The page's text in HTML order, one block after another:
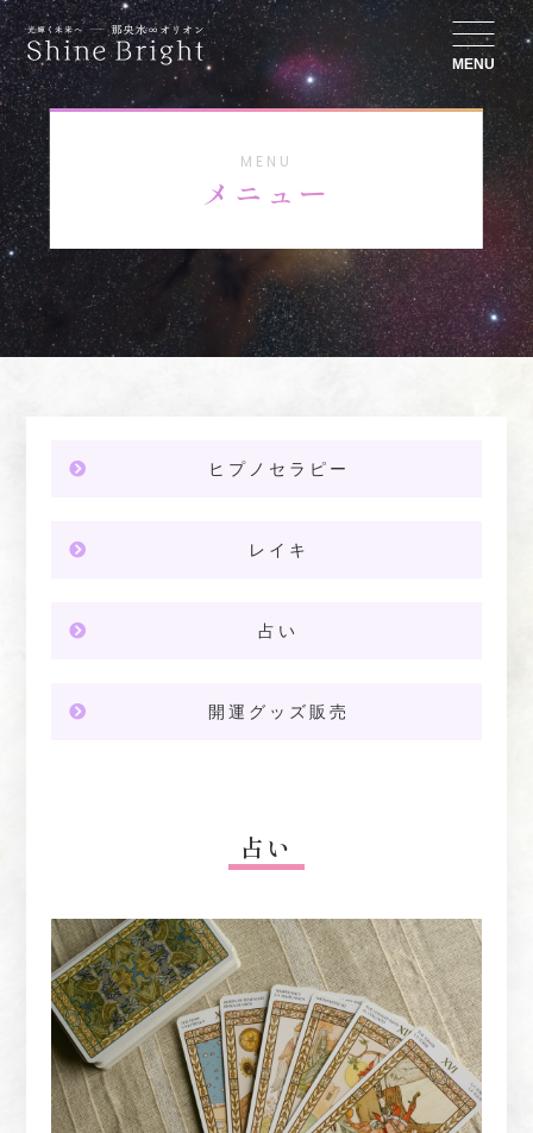
MENU
MENU
メニュー
ヒプノセラピー
レイキ
占い
開運グッズ販売
占い